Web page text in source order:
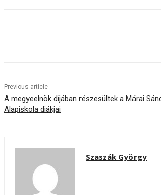
Previous article
A megyeelnök díjában részesültek a Márai
Alapiskola diákjai
Szaszák György